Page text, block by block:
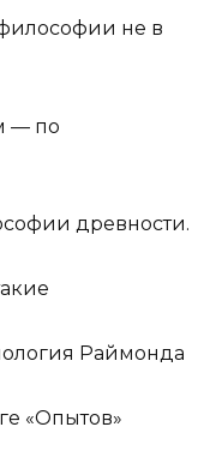
не в
— по
древности.
Раймонда
«Опытов»